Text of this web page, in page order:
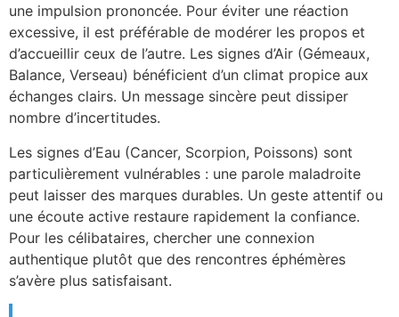
une impulsion prononcée. Pour éviter une réaction
excessive, il est préférable de modérer les propos et
d’accueillir ceux de l’autre. Les signes d’Air (Gémeaux,
Balance, Verseau) bénéficient d’un climat propice aux
échanges clairs. Un message sincère peut dissiper
nombre d’incertitudes.
Les signes d’Eau (Cancer, Scorpion, Poissons) sont
particulièrement vulnérables : une parole maladroite
peut laisser des marques durables. Un geste attentif ou
une écoute active restaure rapidement la confiance.
Pour les célibataires, chercher une connexion
authentique plutôt que des rencontres éphémères
s’avère plus satisfaisant.